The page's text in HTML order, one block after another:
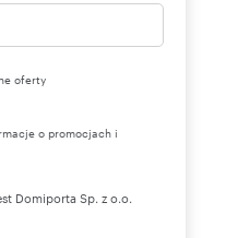
oferty
o promocjach i
Domiporta Sp. z o.o.